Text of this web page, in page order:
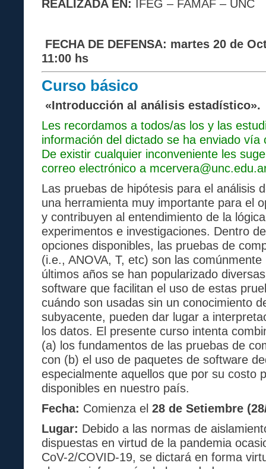
REALIZADA EN: IFEG – FAMAF – UNC
FECHA DE DEFENSA: martes 20 de
11:00 hs
Curso básico
«Introducción al análisis estadístico».
Les recordamos a todos/as los y las
información del dictado se ha enviado vía
De existir cualquier inconveniente les
correo electrónico a
Las pruebas de hipótesis para el análisis
una herramienta muy importante para el
y contribuyen al entendimiento de la
experimentos e investigaciones. Dentro
opciones disponibles, las pruebas de
(i.e., ANOVA, T, etc) son las
últimos años se han popularizado
software que facilitan el uso de estas
cuándo son usadas sin un conocimiento
subyacente, pueden dar lugar a
los datos. El presente curso intenta
(a) los fundamentos de las pruebas de
con (b) el uso de paquetes de software
especialmente aquellos que por su costo
disponibles en nuestro país.
Fecha: Comienza el 28 de Setiembre
Lugar: Debido a las normas de
dispuestas en virtud de la pandemia
CoV-2/COVID-19, se dictará en forma